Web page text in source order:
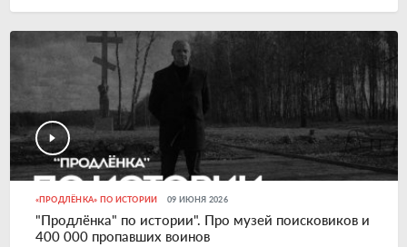
«ПРОДЛЁНКА» ПО ИСТОРИИ 09 ИЮНЯ 2026
"Продлёнка" по истории". Про музей поисковиков и
400 000 пропавших воинов